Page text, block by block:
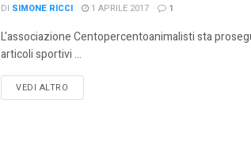
DI SIMONE RICCI 1 APRILE 2017 1
L'associazione Centopercentoanimalisti sta
articoli sportivi ...
VEDI ALTRO